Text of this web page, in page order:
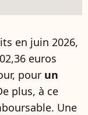
en juin 2026,
euros
pour un
plus, à ce
Une